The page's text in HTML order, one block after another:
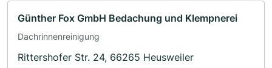
Günther Fox GmbH Bedachung und Klempnerei
Dachrinnenreinigung
Rittershofer Str. 24, 66265 Heusweiler